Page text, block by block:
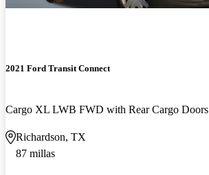
2021 Ford Transit Connect
Cargo XL LWB FWD with Rear Cargo Doors
Richardson, TX
87 millas